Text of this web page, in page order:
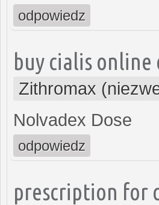
odpowiedz
buy cialis
Zithromax
Nolvadex Dose
odpowiedz
prescription for